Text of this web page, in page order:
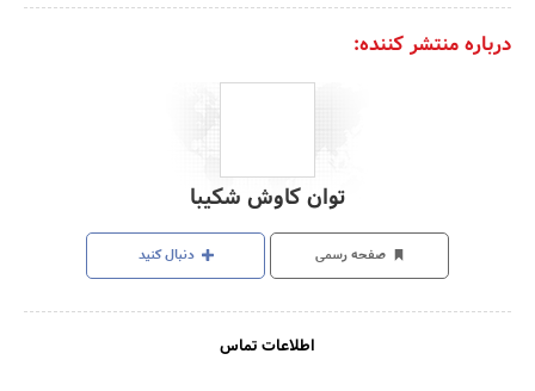
درباره منتشر کننده:
توان کاوش شکیبا
صفحه رسمی دنبال کنید
اطلاعات تماس